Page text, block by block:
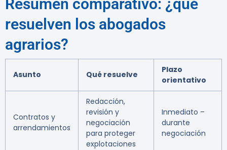
Resumen comparativo: ¿qué
resuelven los abogados
agrarios?
Asunto Qué resuelve
Plazo
orientativo
Contratos y
arrendamientos
Redacción,
revisión y
negociación
para proteger
explotaciones
Inmediato –
durante
negociación